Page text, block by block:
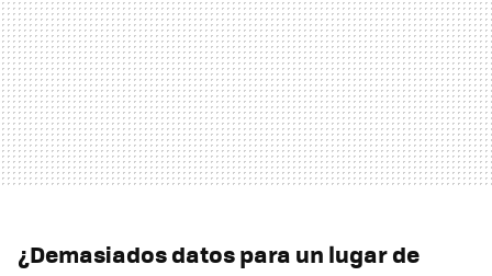
¿Demasiados datos para un lugar de